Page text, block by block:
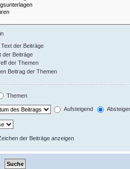
der Beiträge
der Beiträge
der Themen
Beitrag der Themen
Themen
Aufsteigend
der Beiträge anzeigen